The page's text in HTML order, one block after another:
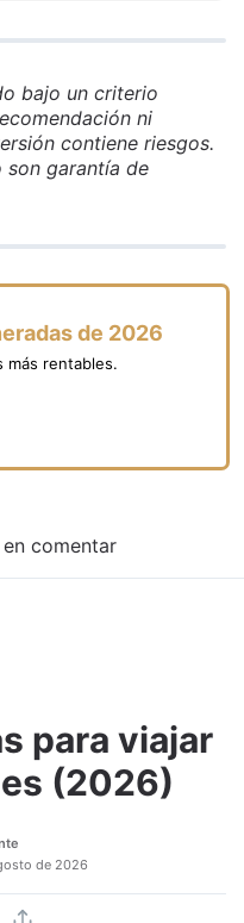
bajo un criterio
ni
contiene riesgos.
son garantía de
de 2026
más rentables.
comentar
imagen Comentar
para viajar
(2026)
de 2026